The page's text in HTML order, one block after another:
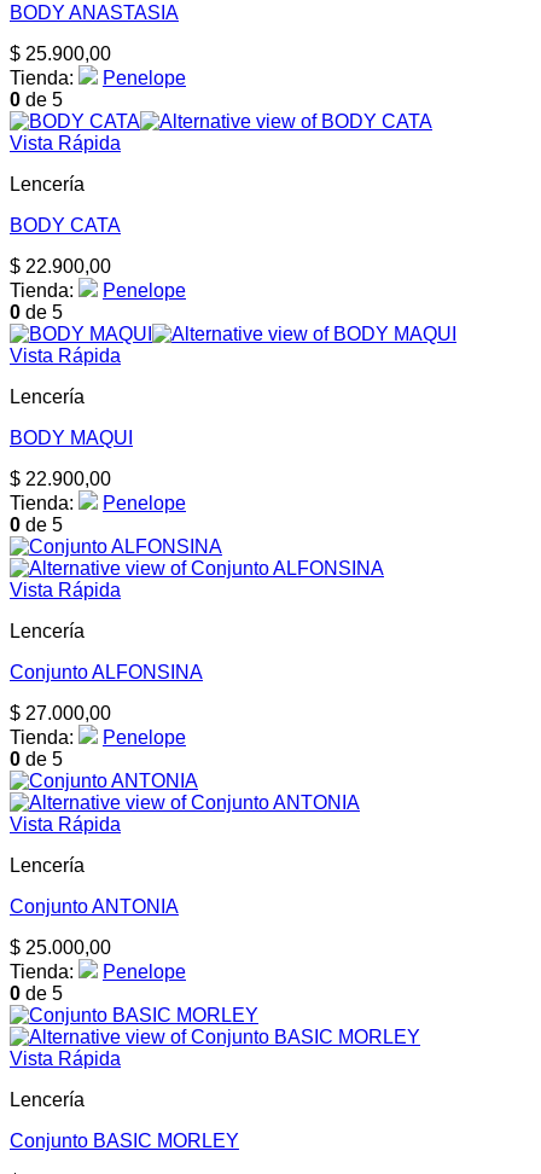
BODY ANASTASIA
$ 25.900,00
Tienda:
Penelope
0 de 5
Vista Rápida
Lencería
BODY CATA
$ 22.900,00
Tienda:
Penelope
0 de 5
Vista Rápida
Lencería
BODY MAQUI
$ 22.900,00
Tienda:
Penelope
0 de 5
Vista Rápida
Lencería
Conjunto ALFONSINA
$ 27.000,00
Tienda:
Penelope
0 de 5
Vista Rápida
Lencería
Conjunto ANTONIA
$ 25.000,00
Tienda:
Penelope
0 de 5
Vista Rápida
Lencería
Conjunto BASIC MORLEY